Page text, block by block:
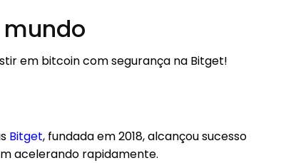
em bitcoin com segurança na Bitget!
Bitget, fundada em 2018, alcançou sucesso
acelerando rapidamente.